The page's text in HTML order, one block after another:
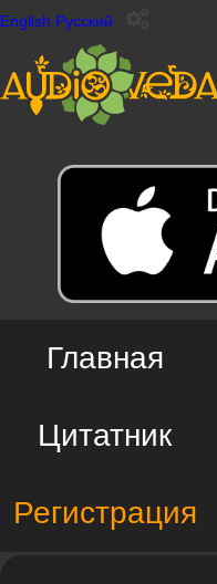
English Русский
Главная
Цитатник
Регистрация